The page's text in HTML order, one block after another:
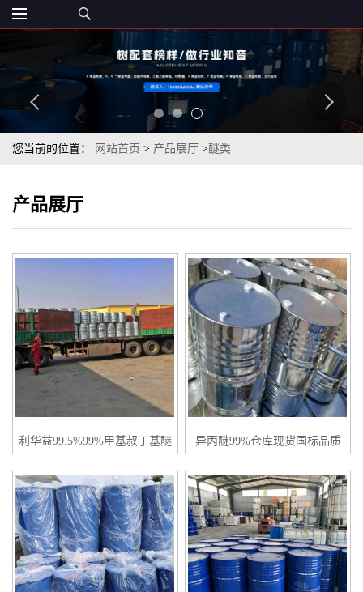
您当前的位置： 网站首页 > 产品展厅 >醚类
产品展厅
利华益99.5%99%甲基叔丁基醚
异丙醚99%仓库现货国标品质